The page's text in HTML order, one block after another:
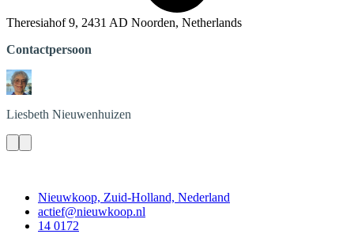
Theresiahof 9, 2431 AD Noorden, Netherlands
Contactpersoon
Liesbeth Nieuwenhuizen
Nieuwkoop, Zuid-Holland, Nederland
actief@nieuwkoop.nl
14 0172